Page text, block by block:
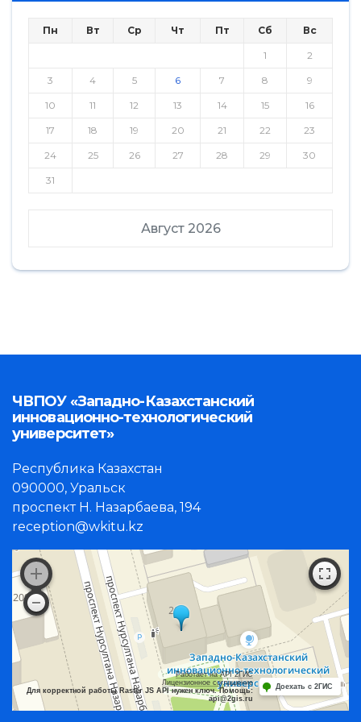
Август 2026
Пн Вт Ср Чт Пт Сб Вс
1 2
3 4 5 6 7 8 9
10 11 12 13 14 15 16
17 18 19 20 21 22 23
24 25 26 27 28 29 30
31
ЧВПОУ «Западно-Казахстанский
инновационно-технологический
университет»
Республика Казахстан
090000, Уральск
проспект Н. Назарбаева, 194
reception@wkitu.kz
Работает на API 2ГИС
Лицензионное соглашение
Для корректной работы Raster JS API нужен ключ. Помощь:
api@2gis.ru
Доехать с 2ГИС